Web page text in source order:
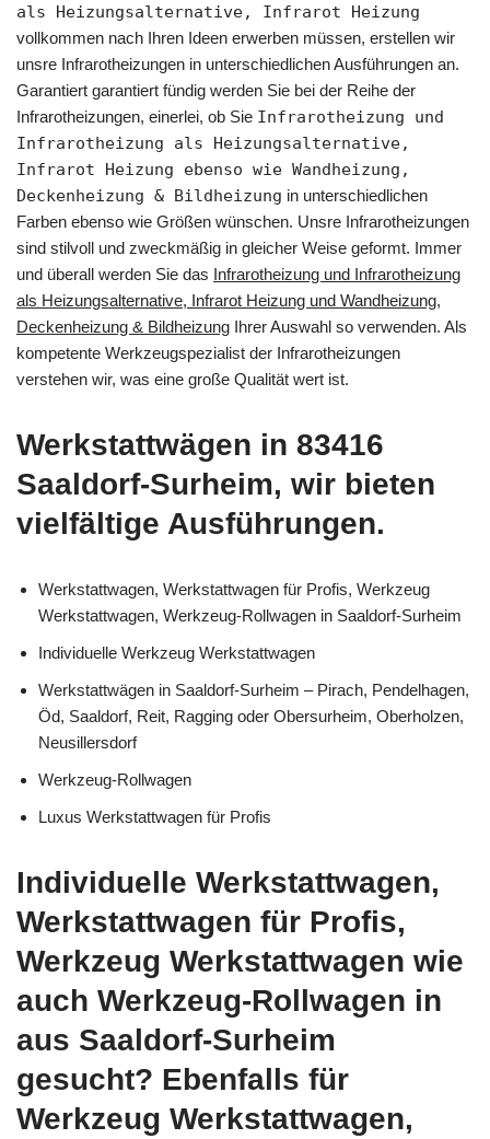
als Heizungsalternative, Infrarot Heizung
vollkommen nach Ihren Ideen erwerben müssen, erstellen wir
unsre Infrarotheizungen in unterschiedlichen Ausführungen an.
Garantiert garantiert fündig werden Sie bei der Reihe der
Infrarotheizungen, einerlei, ob Sie Infrarotheizung und
Infrarotheizung als Heizungsalternative,
Infrarot Heizung ebenso wie Wandheizung,
Deckenheizung & Bildheizung in unterschiedlichen
Farben ebenso wie Größen wünschen. Unsre Infrarotheizungen
sind stilvoll und zweckmäßig in gleicher Weise geformt. Immer
und überall werden Sie das Infrarotheizung und Infrarotheizung
als Heizungsalternative, Infrarot Heizung und Wandheizung,
Deckenheizung & Bildheizung Ihrer Auswahl so verwenden. Als
kompetente Werkzeugspezialist der Infrarotheizungen
verstehen wir, was eine große Qualität wert ist.
Werkstattwägen in 83416
Saaldorf-Surheim, wir bieten
vielfältige Ausführungen.
Werkstattwagen, Werkstattwagen für Profis, Werkzeug
Werkstattwagen, Werkzeug-Rollwagen in Saaldorf-Surheim
Individuelle Werkzeug Werkstattwagen
Werkstattwägen in Saaldorf-Surheim – Pirach, Pendelhagen,
Öd, Saaldorf, Reit, Ragging oder Obersurheim, Oberholzen,
Neusillersdorf
Werkzeug-Rollwagen
Luxus Werkstattwagen für Profis
Individuelle Werkstattwagen,
Werkstattwagen für Profis,
Werkzeug Werkstattwagen wie
auch Werkzeug-Rollwagen in
aus Saaldorf-Surheim
gesucht? Ebenfalls für
Werkzeug Werkstattwagen,